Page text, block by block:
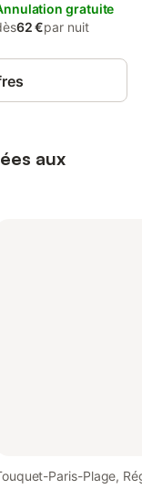
gratuite
62 €par nuit
aux
Paris-Plage,